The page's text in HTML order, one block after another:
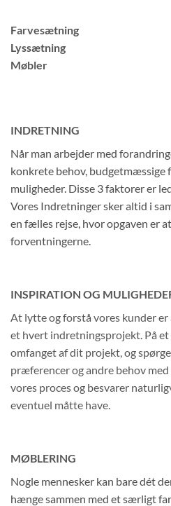
Farvesætning
Lyssætning
Møbler
INDRETNING
Når man arbejder med
konkrete behov, budgetmæssige
muligheder. Disse 3 faktorer er
Vores Indretninger sker altid i
en fælles rejse, hvor opgaven er
forventningerne.
INSPIRATION OG
At lytte og forstå vores kunder er
et hvert indretningsprojekt. På
omfanget af dit projekt, og
præferencer og andre behov
vores proces og besvarer
eventuel måtte have.
MØBLERING
Nogle mennesker kan bare dét
hænge sammen med et særligt